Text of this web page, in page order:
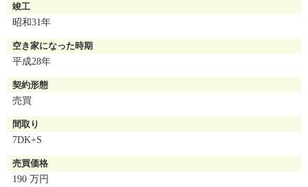
竣工
昭和31年
空き家になった時期
平成28年
契約形態
売買
間取り
7DK+S
売買価格
190 万円